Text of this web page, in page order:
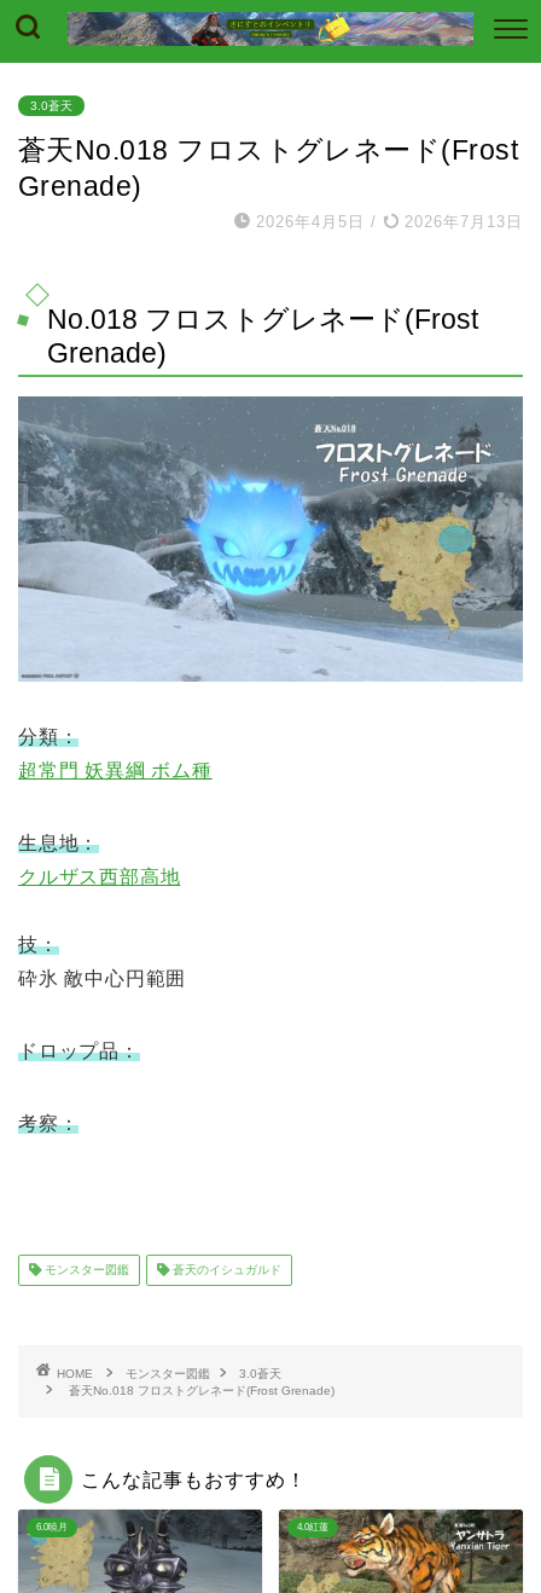
3.0蒼天
蒼天No.018 フロストグレネード(Frost
Grenade)
2026年4月5日 / 2026年7月13日
No.018 フロストグレネード(Frost
Grenade)
分類：
超常門 妖異綱 ボム種
生息地：
クルザス西部高地
技：
砕氷 敵中心円範囲
ドロップ品：
考察：
モンスター図鑑 蒼天のイシュガルド
HOME モンスター図鑑
3.0蒼天
蒼天No.018 フロストグレネード(Frost Grenade)
こんな記事もおすすめ！
6.0暁月 4.0紅蓮